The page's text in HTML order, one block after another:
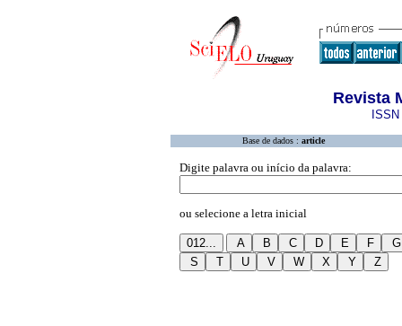
Revista
Base de dados : article
Digite palavra ou início da palavra:
ou selecione a letra inicial